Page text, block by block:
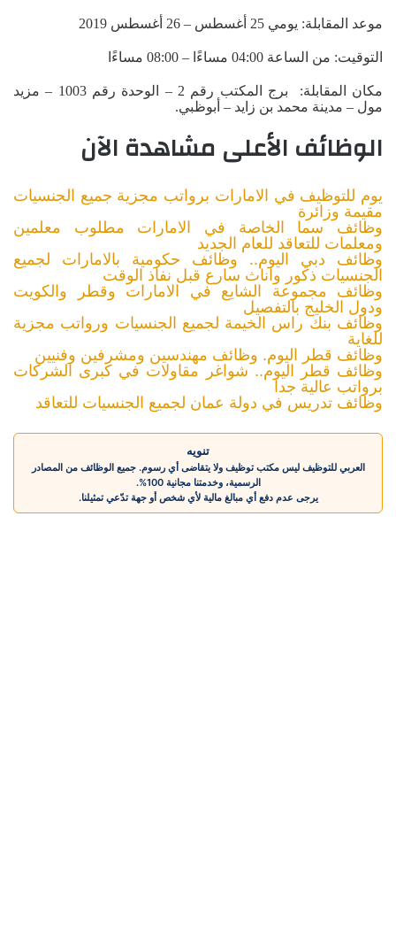
موعد المقابلة: يومي 25 أغسطس – 26 أغسطس 2019
التوقيت: من الساعة 04:00 مساءًا – 08:00 مساءًا
مكان المقابلة: برج المكتب رقم 2 – الوحدة رقم 1003 – مزيد
مول – مدينة محمد بن زايد – أبوظبي.
الوظائف الأعلى مشاهدة الآن
يوم للتوظيف في الامارات برواتب مجزية جميع الجنسيات
مقيمة وزائرة
وظائف سما الخاصة في الامارات مطلوب معلمين
ومعلمات للتعاقد للعام الجديد
وظائف دبي اليوم.. وظائف حكومية بالامارات لجميع
الجنسيات ذكور واناث سارع قبل نفاذ الوقت
وظائف مجموعة الشايع في الامارات وقطر والكويت
ودول الخليج بالتفصيل
وظائف بنك راس الخيمة لجميع الجنسيات ورواتب مجزية
للغاية
وظائف قطر اليوم. وظائف مهندسين ومشرفين وفنيين
وظائف قطر اليوم.. شواغر مقاولات في كبرى الشركات
برواتب عالية جدا
وظائف تدريس في دولة عمان لجميع الجنسيات للتعاقد
تنويه
العربي للتوظيف ليس مكتب توظيف ولا يتقاضى أي رسوم. جميع الوظائف من المصادر
الرسمية، وخدمتنا مجانية 100%.
يرجى عدم دفع أي مبالغ مالية لأي شخص أو جهة تدّعي تمثيلنا.